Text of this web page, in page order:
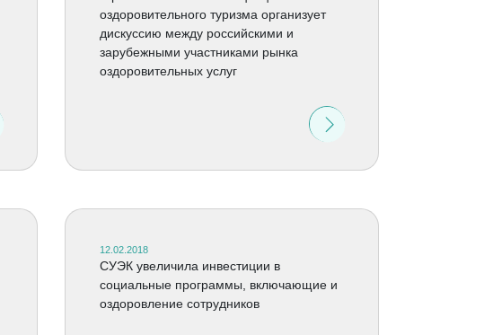
оздоровительного туризма организует
дискуссию между российскими и
зарубежными участниками рынка
оздоровительных услуг
12.02.2018
СУЭК увеличила инвестиции в
социальные программы, включающие и
оздоровление сотрудников